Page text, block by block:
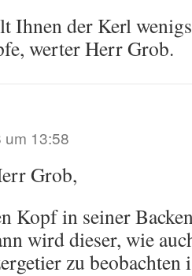
Ihnen der Kerl
werter Herr Grob.
um 13:58
Grob,
Kopf in seiner
wird dieser, wie
zu